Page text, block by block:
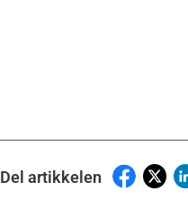
Del artikkelen